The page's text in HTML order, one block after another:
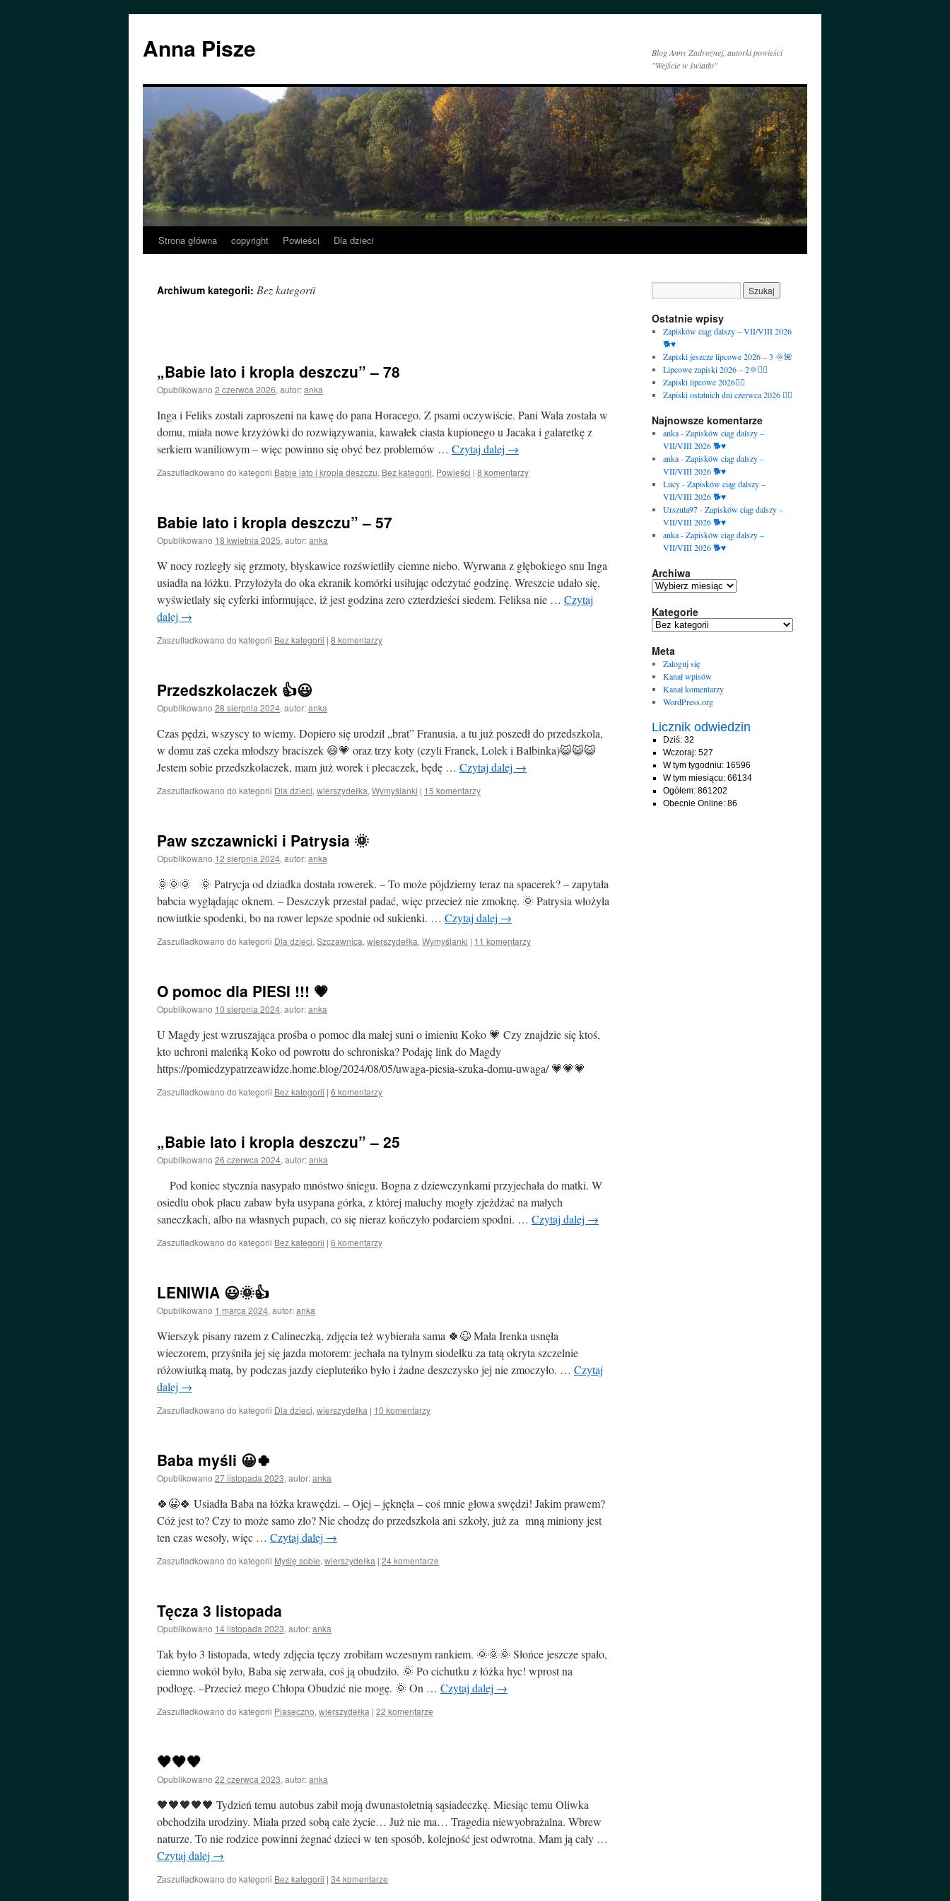
treści
Anna Pisze
Blog Anny Zadrożnej, autorki powieści
"Wejście w światło"
Strona główna copyright Powieści Dla dzieci
Archiwum kategorii: Bez kategorii
„Babie lato i kropla deszczu” – 78
Opublikowano 2 czerwca 2026, autor:anka
Inga i Feliks zostali zaproszeni na kawę do pana Horacego. Z psami oczywiście. Pani Wala została w
domu, miała nowe krzyżówki do rozwiązywania, kawałek ciasta kupionego u Jacaka i galaretkę z
serkiem waniliowym – więc powinno się obyć bez problemów … Czytaj dalej →
Zaszufladkowano do kategorii Babie lato i kropla deszczu, Bez kategorii, Powieści | 8 komentarzy
Babie lato i kropla deszczu” – 57
Opublikowano 18 kwietnia 2025, autor:anka
W nocy rozległy się grzmoty, błyskawice rozświetliły ciemne niebo. Wyrwana z głębokiego snu Inga
usiadła na łóżku. Przyłożyła do oka ekranik komórki usiłując odczytać godzinę. Wreszcie udało się,
wyświetlały się cyferki informujące, iż jest godzina zero czterdzieści siedem. Feliksa nie … Czytaj
dalej →
Zaszufladkowano do kategorii Bez kategorii | 8 komentarzy
Przedszkolaczek 👍😃
Opublikowano 28 sierpnia 2024, autor:anka
Czas pędzi, wszyscy to wiemy. Dopiero się urodził „brat” Franusia, a tu już poszedł do przedszkola,
w domu zaś czeka młodszy braciszek 😃💗 oraz trzy koty (czyli Franek, Lolek i Balbinka)😺😺😺
Jestem sobie przedszkolaczek, mam już worek i plecaczek, będę … Czytaj dalej →
Zaszufladkowano do kategorii Dla dzieci, wierszydełka, Wymyślanki | 15 komentarzy
Paw szczawnicki i Patrysia 🌞
Opublikowano 12 sierpnia 2024, autor:anka
🌞🌞🌞 🌞 Patrycja od dziadka dostała rowerek. – To może pójdziemy teraz na spacerek? – zapytała
babcia wyglądając oknem. – Deszczyk przestał padać, więc przecież nie zmoknę. 🌞 Patrysia włożyła
nowiutkie spodenki, bo na rower lepsze spodnie od sukienki. … Czytaj dalej →
Zaszufladkowano do kategorii Dla dzieci, Szczawnica, wierszydełka, Wymyślanki | 11 komentarzy
O pomoc dla PIESI !!! 💗
Opublikowano 10 sierpnia 2024, autor:anka
U Magdy jest wzruszająca prośba o pomoc dla małej suni o imieniu Koko 💗 Czy znajdzie się ktoś,
kto uchroni maleńką Koko od powrotu do schroniska? Podaję link do Magdy
https://pomiedzypatrzeawidze.home.blog/2024/08/05/uwaga-piesia-szuka-domu-uwaga/ 💗💗💗
Zaszufladkowano do kategorii Bez kategorii | 6 komentarzy
„Babie lato i kropla deszczu” – 25
Opublikowano 26 czerwca 2024, autor:anka
Pod koniec stycznia nasypało mnóstwo śniegu. Bogna z dziewczynkami przyjechała do matki. W
osiedlu obok placu zabaw była usypana górka, z której maluchy mogły zjeżdżać na małych
saneczkach, albo na własnych pupach, co się nieraz kończyło podarciem spodni. … Czytaj dalej →
Zaszufladkowano do kategorii Bez kategorii | 6 komentarzy
LENIWIA 😃🌞👍
Opublikowano 1 marca 2024, autor:anka
Wierszyk pisany razem z Calineczką, zdjęcia też wybierała sama 🍀😉 Mała Irenka usnęła
wieczorem, przyśniła jej się jazda motorem: jechała na tylnym siodełku za tatą okryta szczelnie
różowiutką matą, by podczas jazdy ciepluteńko było i żadne deszczysko jej nie zmoczyło. … Czytaj
dalej →
Zaszufladkowano do kategorii Dla dzieci, wierszydełka | 10 komentarzy
Baba myśli 😀🍀
Opublikowano 27 listopada 2023, autor:anka
🍀😀🍀 Usiadła Baba na łóżka krawędzi. – Ojej – jęknęła – coś mnie głowa swędzi! Jakim prawem?
Cóż jest to? Czy to może samo zło? Nie chodzę do przedszkola ani szkoły, już za mną miniony jest
ten czas wesoły, więc … Czytaj dalej →
Zaszufladkowano do kategorii Myślę sobie, wierszydełka | 24 komentarze
Tęcza 3 listopada
Opublikowano 14 listopada 2023, autor:anka
Tak było 3 listopada, wtedy zdjęcia tęczy zrobiłam wczesnym rankiem. 🌞🌞🌞 Słońce jeszcze spało,
ciemno wokół było, Baba się zerwała, coś ją obudziło. 🌞 Po cichutku z łóżka hyc! wprost na
podłogę. –Przecież mego Chłopa Obudzić nie mogę. 🌞 On … Czytaj dalej →
Zaszufladkowano do kategorii Piaseczno, wierszydełka | 22 komentarze
🖤🖤🖤
Opublikowano 22 czerwca 2023, autor:anka
🖤🖤🖤🖤🖤 Tydzień temu autobus zabił moją dwunastoletnią sąsiadeczkę. Miesiąc temu Oliwka
obchodziła urodziny. Miała przed sobą całe życie… Już nie ma… Tragedia niewyobrażalna. Wbrew
naturze. To nie rodzice powinni żegnać dzieci w ten sposób, kolejność jest odwrotna. Mam ją cały …
Czytaj dalej →
Zaszufladkowano do kategorii Bez kategorii | 34 komentarze
Ostatnie wpisy
Zapisków ciąg dalszy – VII/VIII 2026
🐕♥️
Zapiski jeszcze lipcowe 2026 – 3 🌞🌺
Lipcowe zapiski 2026 – 2🌞🙋‍♀️
Zapiski lipcowe 2026🙋‍♀️
Zapiski ostatnich dni czerwca 2026 🙋‍♀️
Najnowsze komentarze
anka-Zapisków ciąg dalszy –
VII/VIII 2026 🐕♥️
anka-Zapisków ciąg dalszy –
VII/VIII 2026 🐕♥️
Lucy-Zapisków ciąg dalszy –
VII/VIII 2026 🐕♥️
Urszula97-Zapisków ciąg dalszy –
VII/VIII 2026 🐕♥️
anka-Zapisków ciąg dalszy –
VII/VIII 2026 🐕♥️
Archiwa
Archiwa
Kategorie
Kategorie
Meta
Zaloguj się
Kanał wpisów
Kanał komentarzy
WordPress.org
Licznik odwiedzin
Dziś: 32
Wczoraj: 527
W tym tygodniu: 16596
W tym miesiącu: 66134
Ogółem: 861202
Obecnie Online: 86